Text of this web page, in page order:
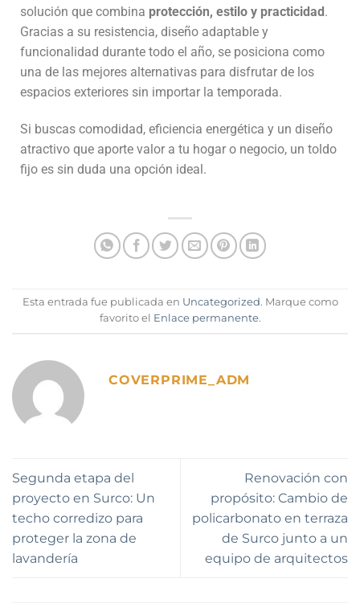
solución que combina protección, estilo y practicidad.
Gracias a su resistencia, diseño adaptable y
funcionalidad durante todo el año, se posiciona como
una de las mejores alternativas para disfrutar de los
espacios exteriores sin importar la temporada.
Si buscas comodidad, eficiencia energética y un diseño
atractivo que aporte valor a tu hogar o negocio, un toldo
fijo es sin duda una opción ideal.
Esta entrada fue publicada en Uncategorized. Marque como
favorito el Enlace permanente.
COVERPRIME_ADM
Segunda etapa del
proyecto en Surco: Un
techo corredizo para
proteger la zona de
lavandería
Renovación con
propósito: Cambio de
policarbonato en terraza
de Surco junto a un
equipo de arquitectos